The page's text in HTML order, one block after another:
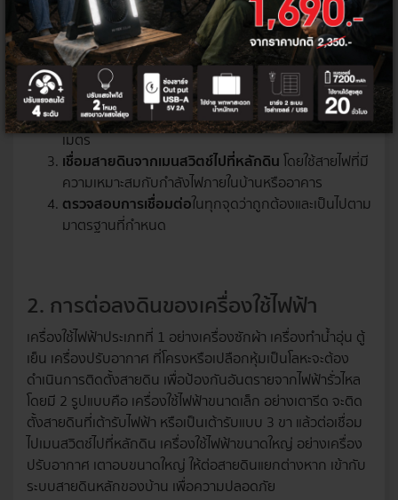
เป็นการติดตั้ง โดยให้เมนสวิตช์เป็นจุดที่รวมสายดินเอาไว้ โดย
กระแสไฟฟ้าจะไหลผ่านไปยังหลักดิน โดยมีขั้นตอนการติดตั้ง
ดังนี้
ติดตั้งจุดต่อลงดินที่ด้านไฟเข้าของเบรกเกอร์ตัวแรก
ของตู้เมนสวิตช์
เลือกตำแหน่งและตอกหลักกราวด์ลงดินอย่างน้อย 2.4
เมตร
เชื่อมสายดินจากเมนสวิตช์ไปที่หลักดินโดยใช้สายไฟที่มี
ความเหมาะสมกับกำลังไฟภายในบ้านหรืออาคาร
ตรวจสอบการเชื่อมต่อในทุกจุดว่าถูกต้องและเป็นไปตาม
มาตรฐานที่กำหนด
2. การต่อลงดินของเครื่องใช้ไฟฟ้า
เครื่องใช้ไฟฟ้าประเภทที่ 1 อย่างเครื่องซักผ้า เครื่องทำน้ำอุ่น ตู้
เย็น เครื่องปรับอากาศ ที่โครงหรือเปลือกหุ้มเป็นโลหะจะต้อง
ดำเนินการติดตั้งสายดิน เพื่อป้องกันอันตรายจากไฟฟ้ารั่วไหล
โดยมี 2 รูปแบบคือ เครื่องใช้ไฟฟ้าขนาดเล็ก อย่างเตารีด จะติด
ตั้งสายดินที่เต้ารับไฟฟ้า หรือเป็นเต้ารับแบบ 3 ขา แล้วต่อเชื่อม
ไปเมนสวิตช์ไปที่หลักดิน เครื่องใช้ไฟฟ้าขนาดใหญ่ อย่างเครื่อง
ปรับอากาศ เตาอบขนาดใหญ่ ให้ต่อสายดินแยกต่างหาก เข้ากับ
ระบบสายดินหลักของบ้าน เพื่อความปลอดภัย